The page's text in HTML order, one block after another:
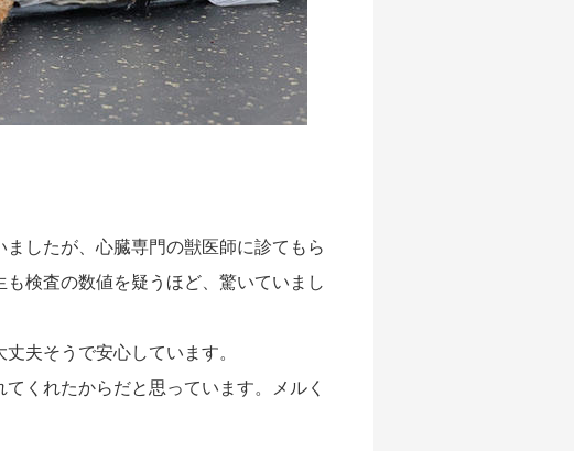
したが、心臓専門の獣医師に診てもら
検査の数値を疑うほど、驚いていまし
夫そうで安心しています。
くれたからだと思っています。メルく